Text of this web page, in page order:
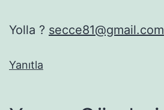
Yolla ? secce81@gmail.com
Yanıtla